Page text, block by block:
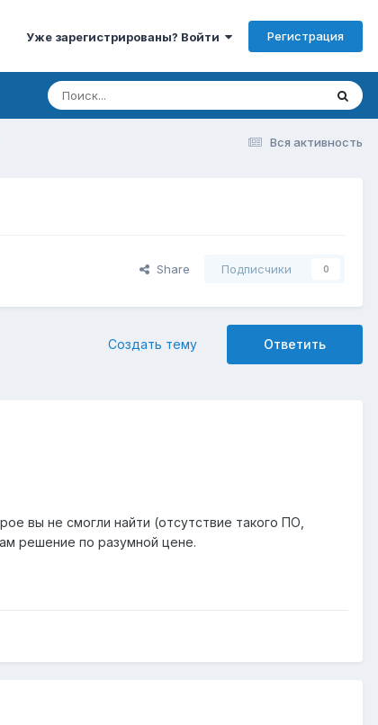
Уже зарегистрированы? Войти Регистрация
Вся активность
Share Подписчики 0
Ответить
Создать тему
вы не смогли найти (отсутствие такого ПО,
решение по разумной цене.